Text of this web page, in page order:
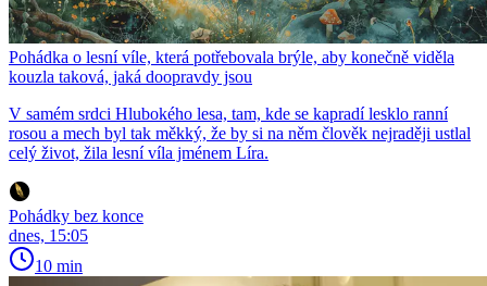
Pohádka o lesní víle, která potřebovala brýle, aby konečně viděla
kouzla taková, jaká doopravdy jsou
V samém srdci Hlubokého lesa, tam, kde se kapradí lesklo ranní
rosou a mech byl tak měkký, že by si na něm člověk nejraději ustlal
celý život, žila lesní víla jménem Líra.
Pohádky bez konce
dnes, 15:05
10 min